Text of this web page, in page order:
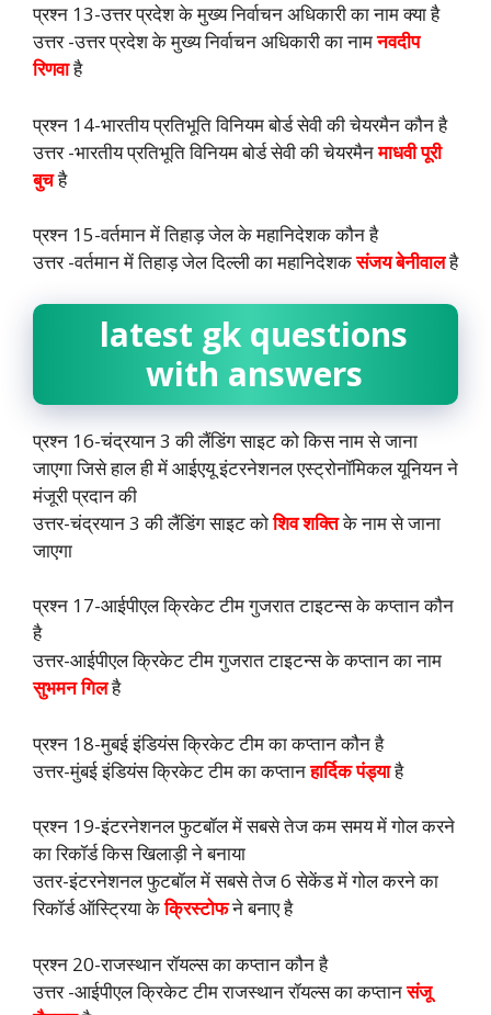
प्रश्न 13-उत्तर प्रदेश के मुख्य निर्वाचन अधिकारी का नाम क्या है
उत्तर -उत्तर प्रदेश के मुख्य निर्वाचन अधिकारी का नामनवदीप
रिणवाहै
प्रश्न 14-भारतीय प्रतिभूति विनियम बोर्ड सेवी की चेयरमैन कौन है
उत्तर -भारतीय प्रतिभूति विनियम बोर्ड सेवी की चेयरमैनमाधवी पूरी
बुचहै
प्रश्न 15-वर्तमान में तिहाड़ जेल के महानिदेशक कौन है
उत्तर -वर्तमान में तिहाड़ जेल दिल्ली का महानिदेशकसंजय बेनीवालहै
latest gk questions
with answers
प्रश्न 16-चंद्रयान 3 की लैंडिंग साइट को किस नाम से जाना
जाएगा जिसे हाल ही में आईएयू इंटरनेशनल एस्ट्रोनॉमिकल यूनियन ने
मंजूरी प्रदान की
उत्तर-चंद्रयान 3 की लैंडिंग साइट कोशिव शक्तिके नाम से जाना
जाएगा
प्रश्न 17-आईपीएल क्रिकेट टीम गुजरात टाइटन्स के कप्तान कौन
है
उत्तर-आईपीएल क्रिकेट टीम गुजरात टाइटन्स के कप्तान का नाम
सुभमन गिलहै
प्रश्न 18-मुबई इंडियंस क्रिकेट टीम का कप्तान कौन है
उत्तर-मुंबई इंडियंस क्रिकेट टीम का कप्तानहार्दिक पंड्याहै
प्रश्न 19-इंटरनेशनल फुटबॉल में सबसे तेज कम समय में गोल करने
का रिकॉर्ड किस खिलाड़ी ने बनाया
उतर-इंटरनेशनल फुटबॉल में सबसे तेज 6 सेकेंड में गोल करने का
रिकॉर्ड ऑस्ट्रिया केक्रिस्टोफने बनाए है
प्रश्न 20-राजस्थान रॉयल्स का कप्तान कौन है
उत्तर -आईपीएल क्रिकेट टीम राजस्थान रॉयल्स का कप्तानसंजू